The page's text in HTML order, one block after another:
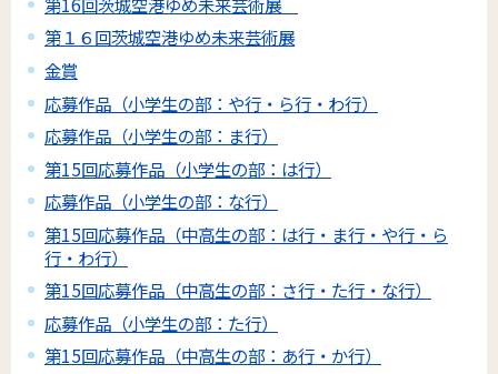
第１６回茨城空港ゆめ未来芸術展
金賞
応募作品（小学生の部：や行・ら行・わ行）
応募作品（小学生の部：ま行）
第15回応募作品（小学生の部：は行）
応募作品（小学生の部：な行）
第15回応募作品（中高生の部：は行・ま行・や行・ら
行・わ行）
第15回応募作品（中高生の部：さ行・た行・な行）
応募作品（小学生の部：た行）
第15回応募作品（中高生の部：あ行・か行）